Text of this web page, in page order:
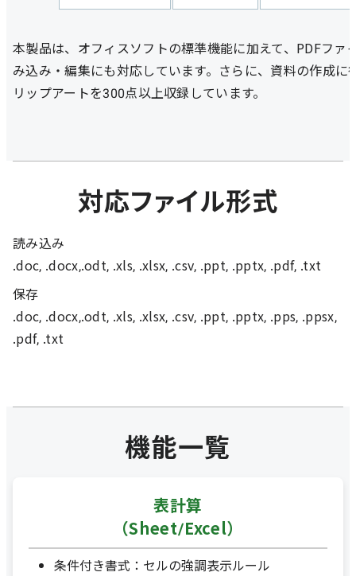
本製品は、オフィスソフトの標準機能に加えて、PDFファ
み込み・編集にも対応しています。さらに、資料の作成に
リップアートを300点以上収録しています。
対応ファイル形式
読み込み
.doc, .docx,.odt, .xls, .xlsx, .csv, .ppt, .pptx, .pdf, .txt
保存
.doc, .docx,.odt, .xls, .xlsx, .csv, .ppt, .pptx, .pps, .ppsx,
.pdf, .txt
機能一覧
表計算
（Sheet/Excel）
条件付き書式：セルの強調表示ルール